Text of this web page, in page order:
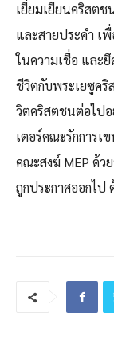
เยี่ยมเยียนคริสต
และสายประคำ เ
ในความเชื่อ และ
ชีวิตกับพระเยซูคริ
วิตคริสตชนต่อไป
เตอร์คณะรักการ
คณะสงฆ์ MEP ด้ว
ถูกประกาศออกไป